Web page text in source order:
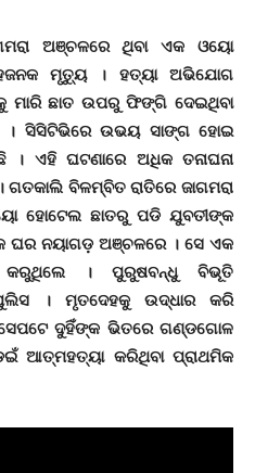
ଅଞ୍ଚଳରେ ଥିବା ଏକ ଓୟୋ
ମୃତ୍ୟୁ । ହତ୍ୟା ଅଭିଯୋଗ
ମାରି ଛାତ ଉପରୁ ଫିଙ୍ଗି ଦେଇଥିବା
। ସିସିଟିଭିରେ ଉଭୟ ସାଙ୍ଗ ହୋଇ
ଏହି ଘଟଣାରେ ଅଧିକ ତନାଘନା
ବିଳମ୍ବିତ ରାତିରେ ଜାଗମରା
ହୋଟେଲ ଛାତରୁ ପଡି ଯୁବତୀଙ୍କ
ଘର ନୟାଗଡ଼ ଅଞ୍ଚଳରେ । ସେ ଏକ
କରୁଥିଲେ । ପୁରୁଷବନ୍ଧୁ ବିଭୂତି
। ମୃତଦେହକୁ ଉଦ୍ଧାର କରି
ସେପଟେ ଦୁହିଁଙ୍କ ଭିତରେ ଗଣ୍ଡଗୋଳ
ଆତ୍ମହତ୍ୟା କରିଥିବା ପ୍ରାଥମିକ